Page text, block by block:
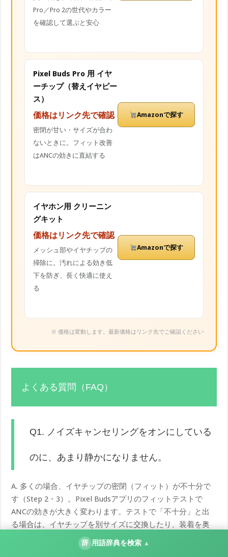
Pro／Pro 2の世代やカラー
を確認して選ぶと安心
Pixel Buds Pro 用 イヤ
ーチップ（替えイヤピー
ス）
価格はリンク先で確認
密閉が甘い・サイズが合わ
ないときに。フィット改善
はANCの効きに直結する
Amazonで探す
イヤホン用 クリーニン
グキット
価格はリンク先で確認
メッシュ部やイヤチップの
掃除に。汚れによる効き低
下を防ぎ、長く快適に使え
る
Amazonで探す
※ 価格は変動します。最新価格はリンク先でご確認ください
よくある質問（FAQ）
Q1. ノイズキャンセリングをオンにしている
のに、あまり静かになりません。
A. 多くの場合、イヤチップの密閉（フィット）が不十分で
す（Step 2・3）。Pixel Budsアプリのフィットテストで
ANCの効きが大きく変わります。テストで「不十分」と出
る場合は、イヤチップを別サイズに交換したり、装着を奥
へしっかり収めたりして、左右とも「良好」と表示される
状態を目指してください。密閉が確保できると、同じANC
辞 用語辞典を検索 ▲